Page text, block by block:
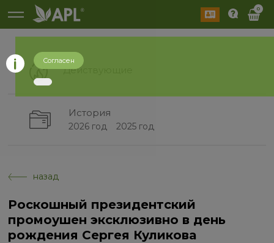
0
Действующие
История
2026 год 2025 год
назад
Роскошный президентский
промоушен эксклюзивно в день
рождения Сергея Куликова
Согласен